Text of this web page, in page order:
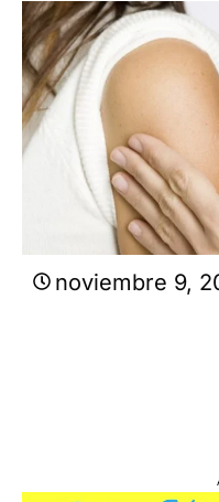
noviembre 9,